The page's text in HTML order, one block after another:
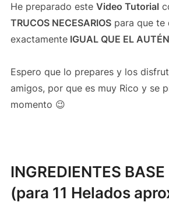
He preparado este Video Tutorial
TRUCOS NECESARIOSpara que te
exactamenteIGUAL QUE EL
Espero que lo prepares y los
amigos, por que es muy Rico y se
momento 😉
INGREDIENTES
(para 11 Helados